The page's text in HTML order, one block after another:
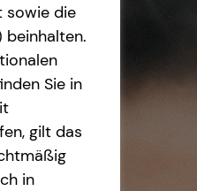
sowie die
beinhalten.
Sie in
gilt das
in